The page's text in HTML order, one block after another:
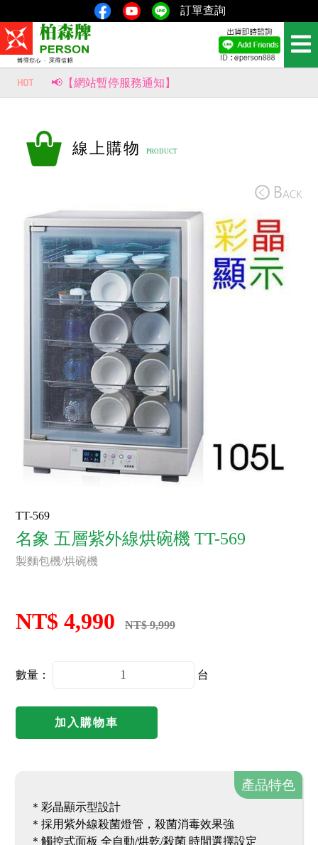
訂單查詢
📢【網站暫停服務通知】
線上購物
TT-569
名象 五層紫外線烘碗機 TT-569
製麵包機/烘碗機
NT$ 4,990 NT$ 9,999
數量： 台
加入購物車
產品特色
＊彩晶顯示型設計
＊採用紫外線殺菌燈管，殺菌消毒效果強
＊觸控式面板 全自動/烘乾/殺菌 時間選擇設定